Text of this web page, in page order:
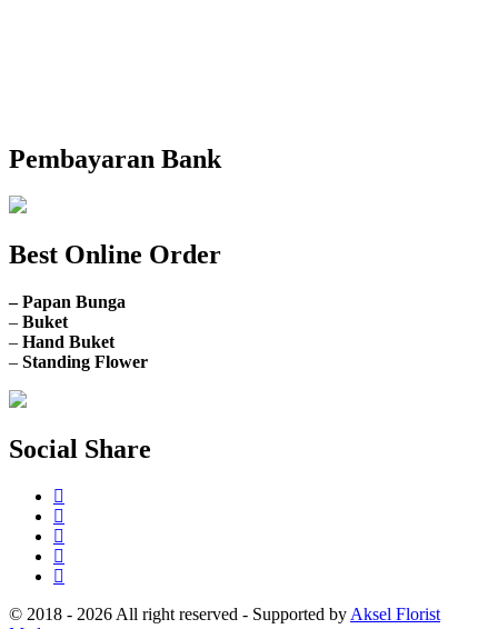
Pembayaran Bank
Best Online Order
– Papan Bunga
– Buket
– Hand Buket
– Standing Flower
Social Share
© 2018 - 2026 All right reserved - Supported by Aksel Florist